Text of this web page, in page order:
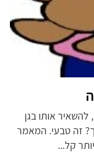
אותו בגן
זה טבעי. המאמר
קל...